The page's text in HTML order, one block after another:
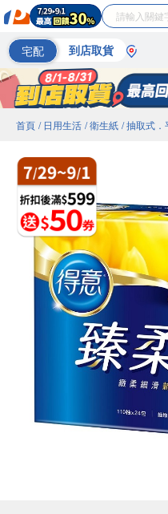
宅配 到店取貨
首頁 / 日用生活 / 衛生紙 / 抽取式